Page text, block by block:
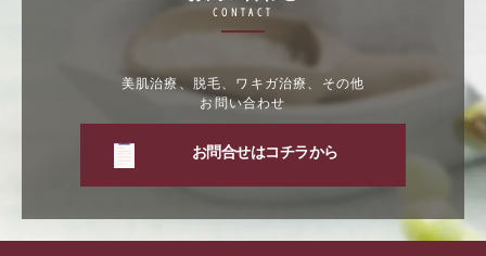
CONTACT
美肌治療、脱毛、ワキガ治療、その他
お問い合わせ
お問合せはコチラから